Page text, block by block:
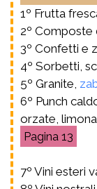
1º Frutta
2º Composte
3º Confetti e
4º Sorbetti,
5º Granite,
6º Punch
orzate,
13
7º Vini esteri